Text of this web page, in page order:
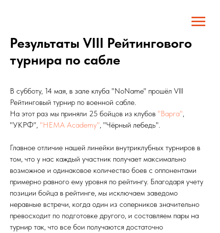
Результаты VIII Рейтингового
турнира по сабле
В субботу, 14 мая, в зале клуба "NoName" прошёл Vlll
Рейтинговый турнир по военной сабле.
На этот раз мы приняли 25 бойцов из клубов "Варга",
"УКРФ", "HEMA Academy", "Чёрный лебедь".
Главное отличие нашей линейки внутриклубных турниров в
том, что у нас каждый участник получает максимально
возможное и одинаковое количество боев с оппонентами
примерно равного ему уровня по рейтингу. Благодаря учету
позиции бойца в рейтинге, мы исключаем заведомо
неравные встречи, когда один из соперников значительно
превосходит по подготовке другого, и составляем пары на
турнир так, что все бои получаются достаточно